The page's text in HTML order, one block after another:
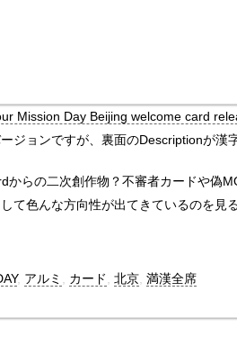
Mission Day Beijing welcome card
ジョンですが、裏面のDescriptionが漢
からの二次創作物？不審者カードや偽
て色んな方向性が出てきているのを見
, アルミ カード 北京 満漢全席